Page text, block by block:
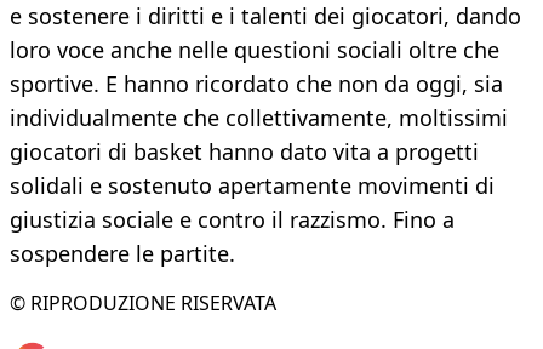
e sostenere i diritti e i talenti dei giocatori, dando
loro voce anche nelle questioni sociali oltre che
sportive. E hanno ricordato che non da oggi, sia
individualmente che collettivamente, moltissimi
giocatori di basket hanno dato vita a progetti
solidali e sostenuto apertamente movimenti di
giustizia sociale e contro il razzismo. Fino a
sospendere le partite.
© RIPRODUZIONE RISERVATA